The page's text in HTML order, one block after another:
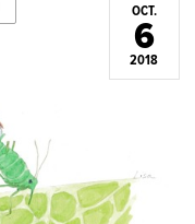
OCT.
6
2018